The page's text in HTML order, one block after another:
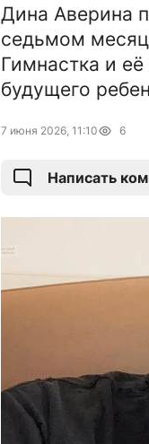
Дина Аверина
седьмом
Гимнастка и
будущего
7 июня 2026, 11:10 6
Написать